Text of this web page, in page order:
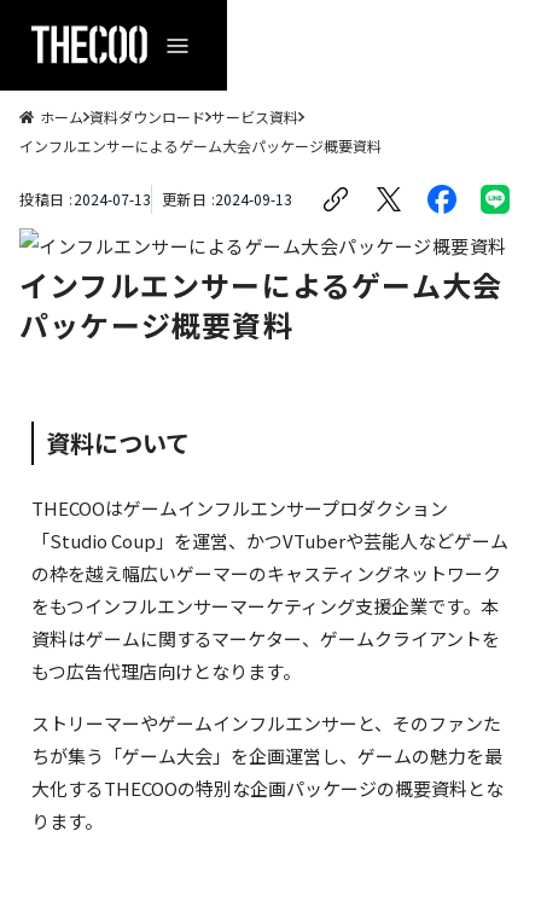
ホーム 資料ダウンロード サービス資料
インフルエンサーによるゲーム大会パッケージ概要資料
投稿日 :2024-07-13 更新日 :2024-09-13
インフルエンサーによるゲーム大会
パッケージ概要資料
資料について
THECOOはゲームインフルエンサープロダクション
「Studio Coup」を運営、かつVTuberや芸能人などゲーム
の枠を越え幅広いゲーマーのキャスティングネットワーク
をもつインフルエンサーマーケティング支援企業です。本
資料はゲームに関するマーケター、ゲームクライアントを
もつ広告代理店向けとなります。
ストリーマーやゲームインフルエンサーと、そのファンた
ちが集う「ゲーム大会」を企画運営し、ゲームの魅力を最
大化するTHECOOの特別な企画パッケージの概要資料とな
ります。